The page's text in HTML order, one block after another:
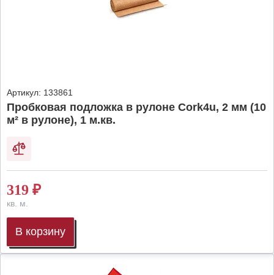
Артикул: 133861
Пробковая подложка в рулоне Cork4u, 2 мм (10
м² в рулоне), 1 м.кв.
319 ₽
кв. м.
В корзину